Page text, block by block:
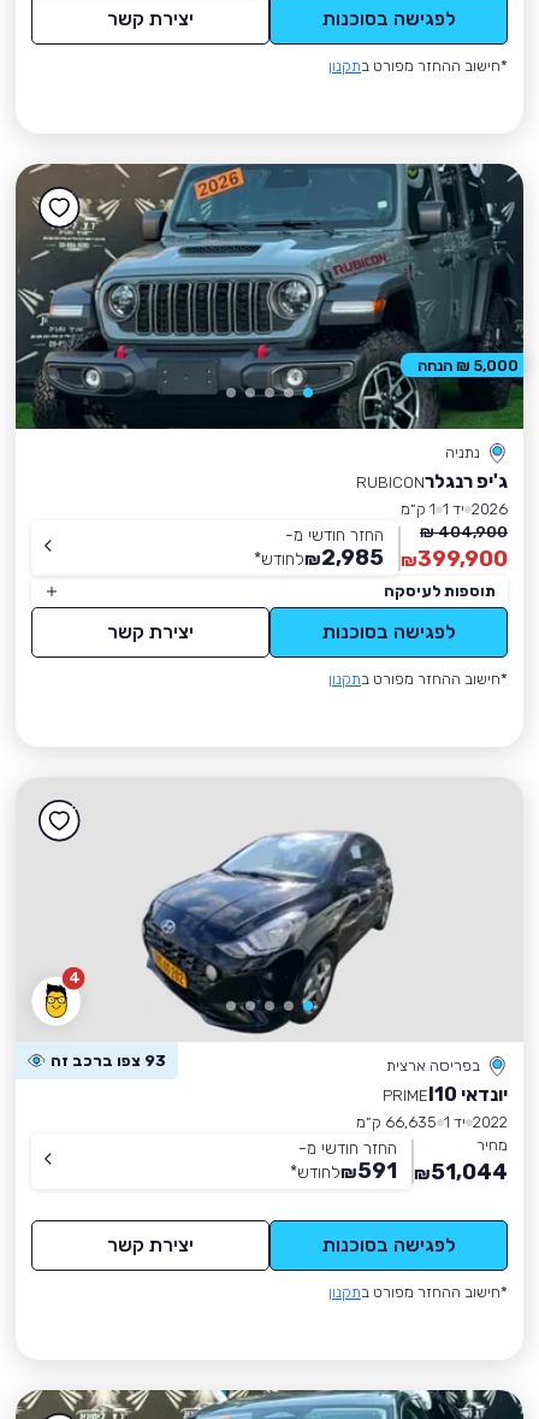
לפגישה בסוכנות יצירת קשר
*חישוב ההחזר מפורט בתקנון
נתניה
ג'יפ רנגלרRUBICON
2026 יד 1
1 ק״מ
404,900 ₪
399,900
₪
החזר חודשי מ-
2,985
₪לחודש*
תוספות לעיסקה
לפגישה בסוכנות יצירת קשר
*חישוב ההחזר מפורט בתקנון
5,000 ₪ הנחה
4
בפריסה ארצית 93 צפו ברכב זה
יונדאי I10
PRIME
2022 יד 1
66,635 ק״מ
מחיר
51,044
₪
החזר חודשי מ-
591
₪לחודש*
לפגישה בסוכנות יצירת קשר
*חישוב ההחזר מפורט בתקנון